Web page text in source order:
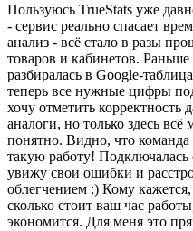
Пользуюсь TrueStats уже
- сервис реально спасает
анализ - всё стало в разы
товаров и кабинетов.
разбиралась в Google-
теперь все нужные цифры
хочу отметить корректность
аналоги, но только здесь всё
понятно. Видно, что команда
такую работу! Подключалась
увижу свои ошибки и
облегчением :) Кому
сколько стоит ваш час
экономится. Для меня это